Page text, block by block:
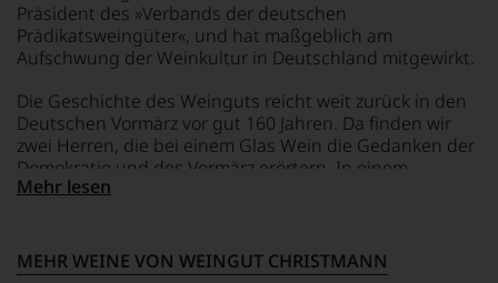
unserem
Webshop,
um
unterstreichen,
auf
welch
hohem
Niveau
bewegt.
Präsident des »Verbands der deutschen
Prädikatsweingüter«, und hat maßgeblich am
Aufschwung der Weinkultur in Deutschland mitgewirkt.
Die Geschichte des Weinguts reicht weit zurück in den
Deutschen Vormärz vor gut 160 Jahren. Da finden wir
zwei Herren, die bei einem Glas Wein die Gedanken der
Demokratie und des Vormärz erörtern. In einem
historischen Umfeld übrigens, denn hier am Pfälzer
Meilenstein auf dem Weg zur Demokratie und dem
Mehr lesen
MEHR WEINE VON WEINGUT CHRISTMANN